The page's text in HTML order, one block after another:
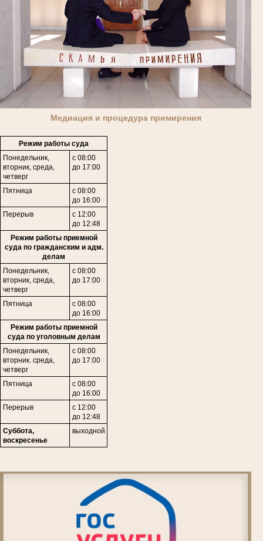
Медиация и процедура примирения
Режим работы суда
Понедельник,
вторник, среда,
четверг
с 08:00
до 17:00
Пятница
с 08:00
до 16:00
Перерыв
с 12:00
до 12:48
Режим работы приемной
суда по гражданским и адм.
делам
Понедельник,
вторник, среда,
четверг
с 08:00
до 17:00
Пятница
с 08:00
до 16:00
Режим работы приемной
суда по уголовным делам
Понедельник,
вторник. среда,
четверг
с 08:00
до 17:00
Пятница
с 08:00
до 16:00
Перерыв
с 12:00
до 12:48
Суббота,
воскресенье
выходной